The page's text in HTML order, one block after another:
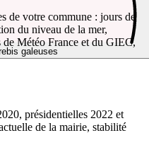
galeuses
de votre commune : jours de
du niveau de la mer,
de Météo France et du GIEC,
présidentielles 2022 et
de la mairie, stabilité